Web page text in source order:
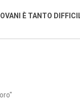
È TANTO